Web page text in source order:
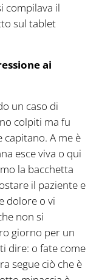
compilava il
sul tablet
ai
un caso di
colpiti ma fu
capitano. A me è
esce viva o qui
la bacchetta
il paziente e
dolore o vi
non si
giorno per un
dire: o fate come
segue ciò che è